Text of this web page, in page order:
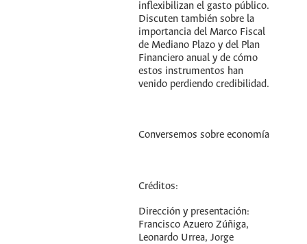
inflexibilizan el gasto público.
Discuten también sobre la
importancia del Marco Fiscal
de Mediano Plazo y del Plan
Financiero anual y de cómo
estos instrumentos han
venido perdiendo credibilidad.
Conversemos sobre economía
Créditos:
Dirección y presentación:
Francisco Azuero Zúñiga,
Leonardo Urrea, Jorge